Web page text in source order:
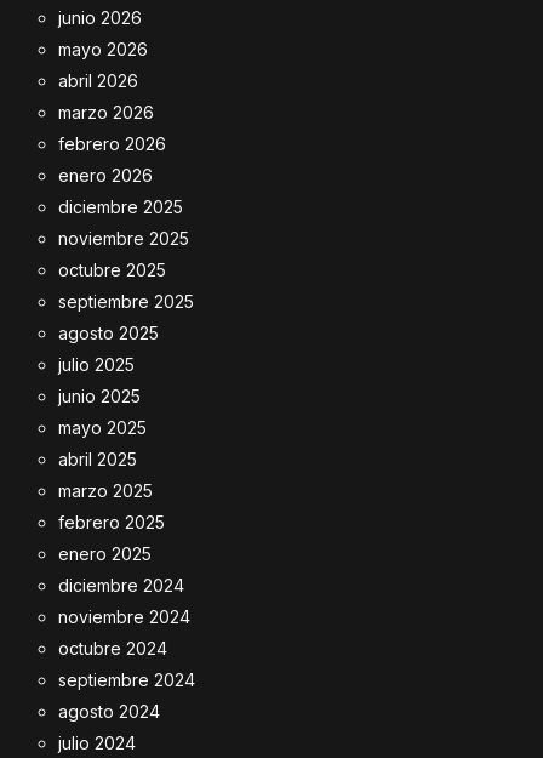
junio 2026
mayo 2026
abril 2026
marzo 2026
febrero 2026
enero 2026
diciembre 2025
noviembre 2025
octubre 2025
septiembre 2025
agosto 2025
julio 2025
junio 2025
mayo 2025
abril 2025
marzo 2025
febrero 2025
enero 2025
diciembre 2024
noviembre 2024
octubre 2024
septiembre 2024
agosto 2024
julio 2024